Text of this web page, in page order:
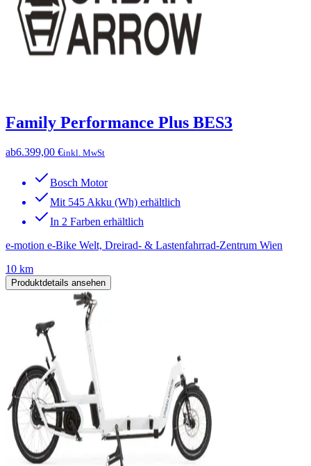
Family Performance Plus BES3
ab6.399,00 €inkl. MwSt
Bosch Motor
Mit 545 Akku (Wh) erhältlich
In 2 Farben erhältlich
e-motion e-Bike Welt, Dreirad- & Lastenfahrrad-Zentrum Wien
10 km
Produktdetails ansehen